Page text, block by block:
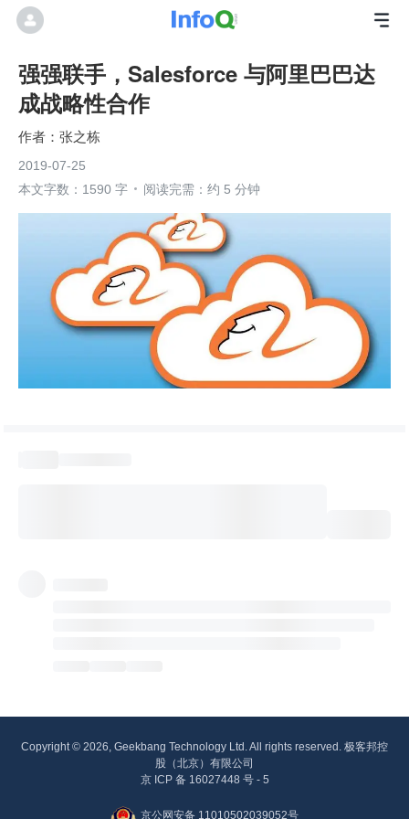
强强联手，Salesforce 与阿里巴巴达
成战略性合作
张之栋
2019-07-25
本文字数：1590 字
阅读完需：约 5 分钟
Copyright © 2026, Geekbang Technology Ltd. All rights reserved. 极客邦控
股（北京）有限公司
京 ICP 备 16027448 号 - 5
京公网安备 11010502039052号